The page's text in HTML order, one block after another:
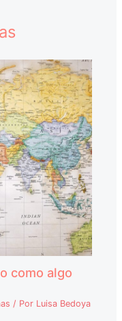
como algo
/ Por Luisa Bedoya